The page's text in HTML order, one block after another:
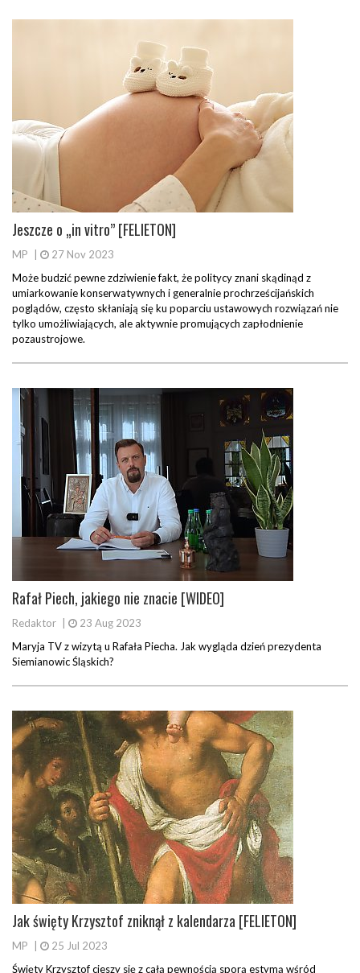
Jeszcze o „in vitro” [FELIETON]
MP
27 Nov 2023
Może budzić pewne zdziwienie fakt, że politycy znani skądinąd z
umiarkowanie konserwatywnych i generalnie prochrześcijańskich
poglądów, często skłaniają się ku poparciu ustawowych rozwiązań nie
tylko umożliwiających, ale aktywnie promujących zapłodnienie
pozaustrojowe.
Rafał Piech, jakiego nie znacie [WIDEO]
Redaktor
23 Aug 2023
Maryja TV z wizytą u Rafała Piecha. Jak wygląda dzień prezydenta
Siemianowic Śląskich?
Jak święty Krzysztof zniknął z kalendarza [FELIETON]
MP
25 Jul 2023
Święty Krzysztof cieszy się z całą pewnością sporą estymą wśród